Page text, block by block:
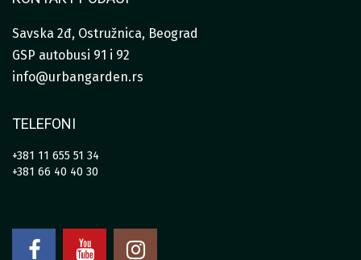
Savska 2đ, Ostružnica, Beograd
GSP autobusi 91 i 92
info@urbangarden.rs
TELEFONI
+381 11 655 51 34
+381 66 40 40 30